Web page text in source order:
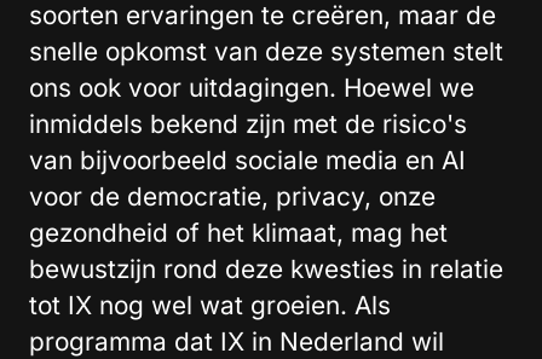
soorten ervaringen te creëren, maar de
snelle opkomst van deze systemen stelt
ons ook voor uitdagingen. Hoewel we
inmiddels bekend zijn met de risico's
van bijvoorbeeld sociale media en AI
voor de democratie, privacy, onze
gezondheid of het klimaat, mag het
bewustzijn rond deze kwesties in relatie
tot IX nog wel wat groeien. Als
programma dat IX in Nederland wil